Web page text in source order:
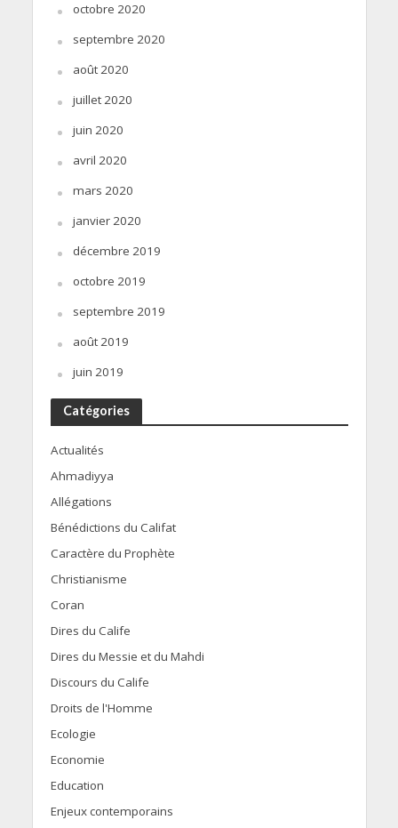
octobre 2020
septembre 2020
août 2020
juillet 2020
juin 2020
avril 2020
mars 2020
janvier 2020
décembre 2019
octobre 2019
septembre 2019
août 2019
juin 2019
Catégories
Actualités
Ahmadiyya
Allégations
Bénédictions du Califat
Caractère du Prophète
Christianisme
Coran
Dires du Calife
Dires du Messie et du Mahdi
Discours du Calife
Droits de l'Homme
Ecologie
Economie
Education
Enjeux contemporains